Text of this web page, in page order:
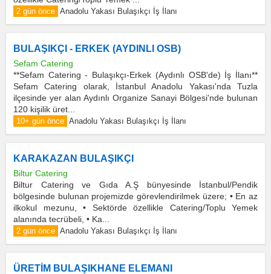
2 gün önce Anadolu Yakası Bulaşıkçı İş İlanı
BULAŞIKÇI - ERKEK (AYDINLI OSB)
Sefam Catering
**Sefam Catering - Bulaşıkçı-Erkek (Aydınlı OSB'de) İş İlanı**
Sefam Catering olarak, İstanbul Anadolu Yakası'nda Tuzla
ilçesinde yer alan Aydınlı Organize Sanayi Bölgesi'nde bulunan
120 kişilik üret...
10+ gün önce Anadolu Yakası Bulaşıkçı İş İlanı
KARAKAZAN BULAŞIKÇI
Biltur Catering
Biltur Catering ve Gıda A.Ş bünyesinde İstanbul/Pendik
bölgesinde bulunan projemizde görevlendirilmek üzere; • En az
ilkokul mezunu, • Sektörde özellikle Catering/Toplu Yemek
alanında tecrübeli, • Ka...
2 gün önce Anadolu Yakası Bulaşıkçı İş İlanı
ÜRETİM BULAŞIKHANE ELEMANI